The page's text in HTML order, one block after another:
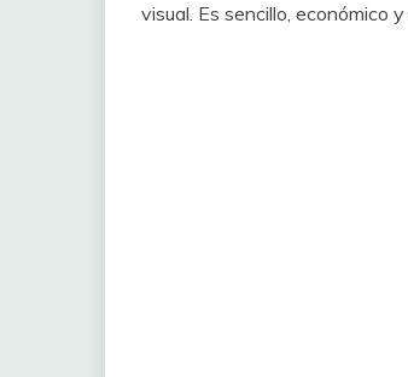
visual. Es sencillo, económico